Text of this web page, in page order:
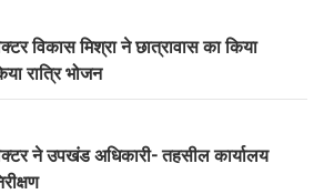
विकास मिश्रा ने छात्रावास का किया
रात्रि भोजन
ने उपखंड अधिकारी- तहसील कार्यालय